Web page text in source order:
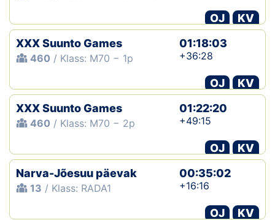
OJ
KV
XXX Suunto Games
460 / Klass: M70 − 1p
01:18:03
+36:28
OJ
KV
XXX Suunto Games
460 / Klass: M70 − 2p
01:22:20
+49:15
OJ
KV
Narva-Jõesuu päevak
13 / Klass: RADA1
00:35:02
+16:16
OJ
KV